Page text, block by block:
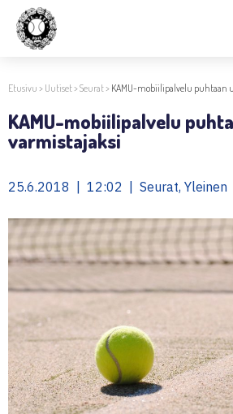
Etusivu > Uutiset>Seurat> KAMU-mobiilipalvelu puhtaan
KAMU-mobiilipalvelu
varmistajaksi
25.6.2018 | 12:02 | Seurat, Yleinen